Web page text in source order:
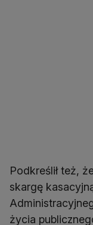
Podkreślił też,
skargę
życia